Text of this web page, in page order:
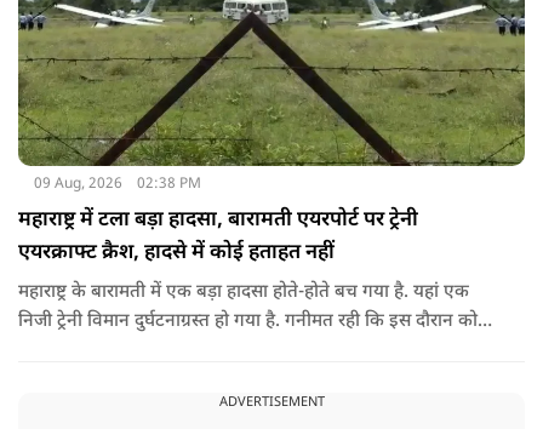
09 Aug, 2026 02:38 PM
महाराष्ट्र में टला बड़ा हादसा, बारामती एयरपोर्ट पर ट्रेनी
एयरक्राफ्ट क्रैश, हादसे में कोई हताहत नहीं
महाराष्ट्र के बारामती में एक बड़ा हादसा होते-होते बच गया है. यहां एक
निजी ट्रेनी विमान दुर्घटनाग्रस्त हो गया है. गनीमत रही कि इस दौरान कोई
ADVERTISEMENT